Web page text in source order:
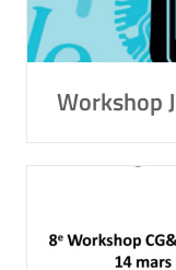
Workshop